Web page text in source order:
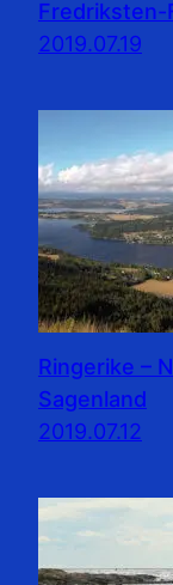
Fredriksten-
2019.07.19
Ringerike –
Sagenland
2019.07.12